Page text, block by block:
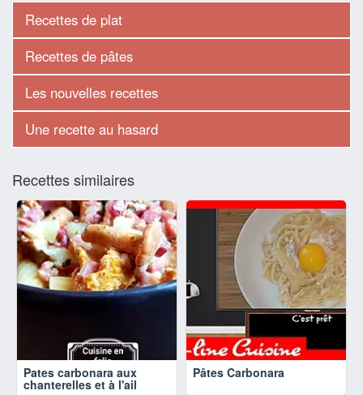
Recettes de plat
Recettes de pâtes
Les nouvelles recettes
Une recette au hasard
Recettes similaires
Pates carbonara aux
chanterelles et à l'ail
Pâtes Carbonara